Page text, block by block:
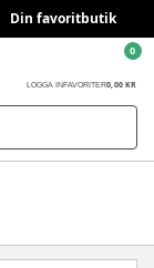
Din favoritbutik
LOGGA IN FAVORITER0,00 KR
0